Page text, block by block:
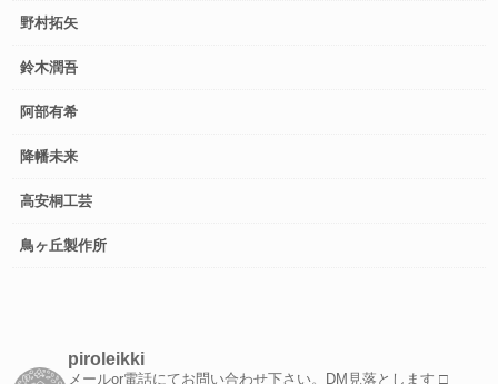
野村拓矢
鈴木潤吾
阿部有希
降幡未来
高安桐工芸
鳥ヶ丘製作所
piroleikki
メールor電話にてお問い合わせ下さい。DM見落とします □